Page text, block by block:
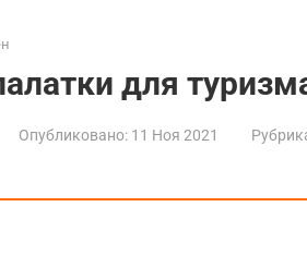
для
Опубликовано: 11 Ноя 2021